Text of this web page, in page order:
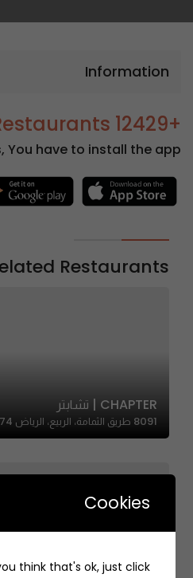
Information
+12429 Restaurants
You have to install the app.
Restaurants
CHAPTER | تشابتر
8091 طريق الثمامة، الربيع، الرياض 13315 4074، السعودية
Cookies
think that's ok, just click